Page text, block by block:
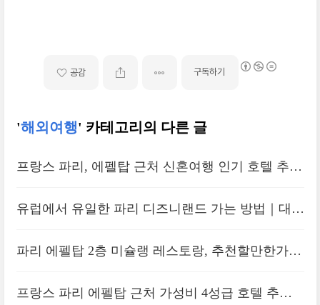
공감 구독하기
'해외여행' 카테고리의 다른 글
프랑스 파리, 에펠탑 근처 신혼여행 인기 호텔 추천
유럽에서 유일한 파리 디즈니랜드 가는 방법｜대중
파리 에펠탑 2층 미슐랭 레스토랑, 추천할만한가｜
프랑스 파리 에펠탑 근처 가성비 4성급 호텔 추천